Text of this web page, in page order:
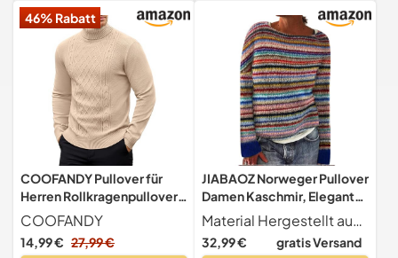
Sweatpullover Island
Herbst Winter
46% Rabatt
COOFANDY Pullover für
Herren Rollkragenpullover
Winterpullover mit Kragen
Pullover Dünn Sweater
Turtleneck Strickpullover
COOFANDY
14,99 € 27,99 €
JIABAOZ Norweger Pullover
Damen Kaschmir, Eleganter
Bunter Strickpullover,
Weicher Wollpullover mit
Rundhals und Langarm,
Material Hergestellt aus weichem, leichtem Stoff (55 % Baumwolle, 45 % Polyester), angenehm zu tragen, hautfreundlich, atmungsaktiv und bequem. Größentipp Schmale Passform wenn Sie eine lockerere Passform bevorzugen, empfehlen wir, eine Größe größer zu wählen
32,99 € gratis Versand